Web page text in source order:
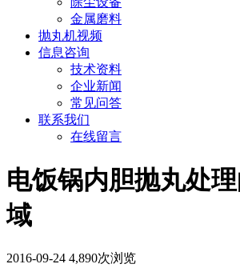
金属磨料
抛丸机视频
信息咨询
技术资料
企业新闻
常见问答
联系我们
在线留言
电饭锅内胆抛丸处
域
2016-09-24 4,890次浏览